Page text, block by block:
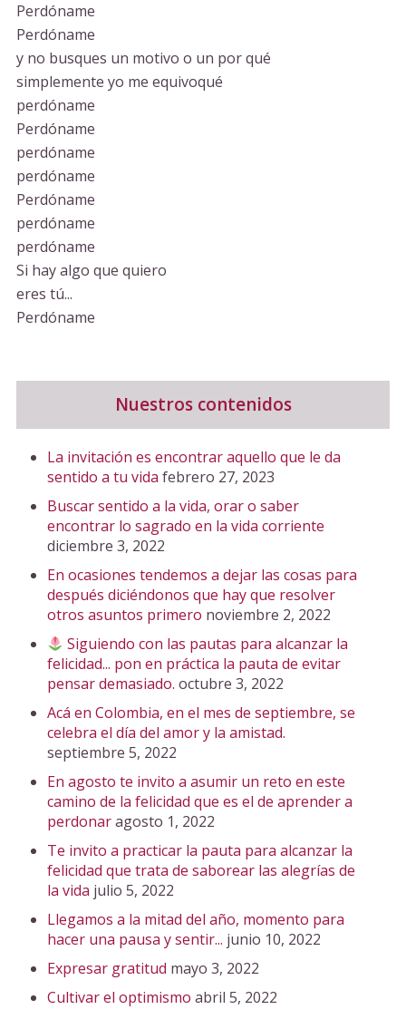
Perdóname
Perdóname
y no busques un motivo o un por qué
simplemente yo me equivoqué
perdóname
Perdóname
perdóname
perdóname
Perdóname
perdóname
perdóname
Si hay algo que quiero
eres tú...
Perdóname
Nuestros contenidos
La invitación es encontrar aquello que le da
sentido a tu vida febrero 27, 2023
Buscar sentido a la vida, orar o saber
encontrar lo sagrado en la vida corriente
diciembre 3, 2022
En ocasiones tendemos a dejar las cosas para
después diciéndonos que hay que resolver
otros asuntos primero noviembre 2, 2022
Siguiendo con las pautas para alcanzar la
felicidad... pon en práctica la pauta de evitar
pensar demasiado. octubre 3, 2022
Acá en Colombia, en el mes de septiembre, se
celebra el día del amor y la amistad.
septiembre 5, 2022
En agosto te invito a asumir un reto en este
camino de la felicidad que es el de aprender a
perdonaragosto 1, 2022
Te invito a practicar la pauta para alcanzar la
felicidad que trata de saborear las alegrías de
la vida julio 5, 2022
Llegamos a la mitad del año, momento para
hacer una pausa y sentir... junio 10, 2022
Expresar gratitud mayo 3, 2022
Cultivar el optimismo abril 5, 2022